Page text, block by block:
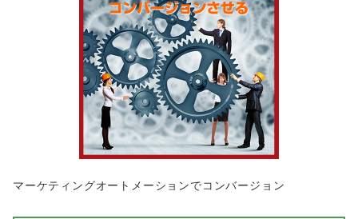
マーケティングオートメーションでコンバージョン